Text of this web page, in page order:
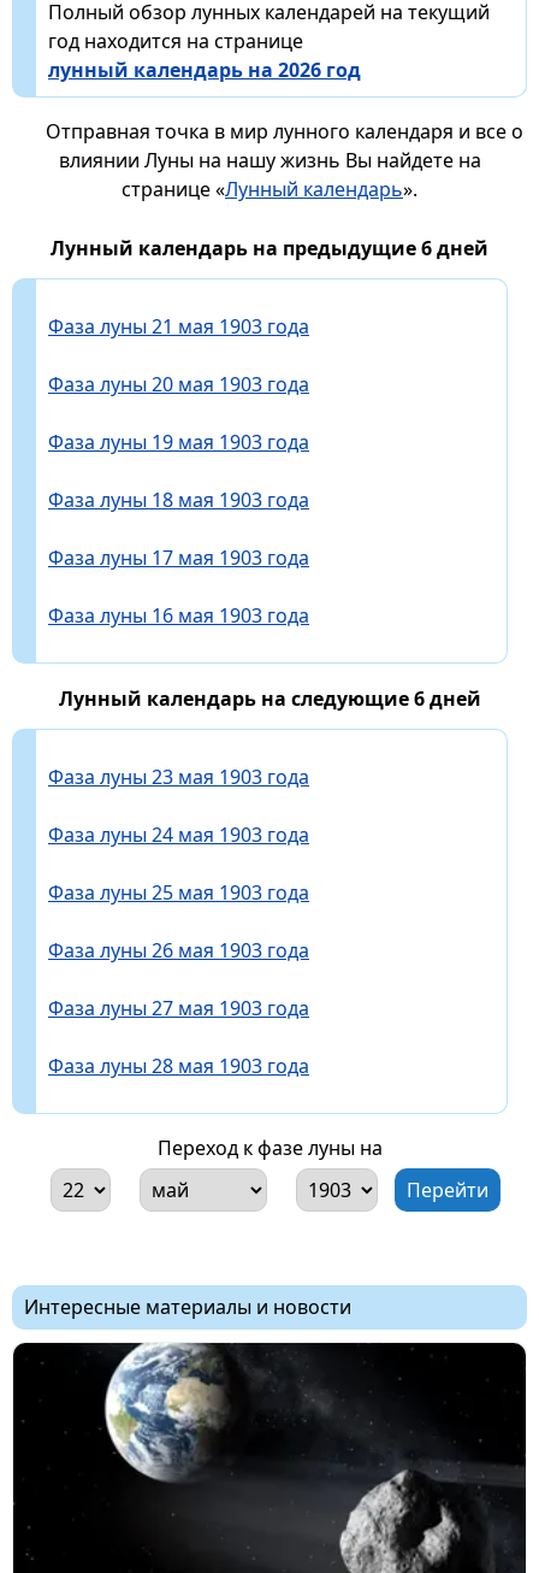
Полный обзор лунных календарей на текущий
год находится на странице
лунный календарь на 2026 год
Отправная точка в мир лунного календаря и все о
влиянии Луны на нашу жизнь Вы найдете на
странице «Лунный календарь».
Лунный календарь на предыдущие 6 дней
Фаза луны 21 мая 1903 года
Фаза луны 20 мая 1903 года
Фаза луны 19 мая 1903 года
Фаза луны 18 мая 1903 года
Фаза луны 17 мая 1903 года
Фаза луны 16 мая 1903 года
Лунный календарь на следующие 6 дней
Фаза луны 23 мая 1903 года
Фаза луны 24 мая 1903 года
Фаза луны 25 мая 1903 года
Фаза луны 26 мая 1903 года
Фаза луны 27 мая 1903 года
Фаза луны 28 мая 1903 года
Переход к фазе луны на
Интересные материалы и новости